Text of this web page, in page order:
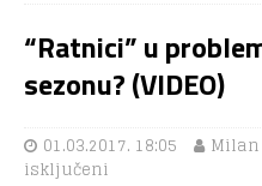
“Ratnici” u
sezonu? (VIDEO)
01.03.2017. 18:05 Milan
isključeni